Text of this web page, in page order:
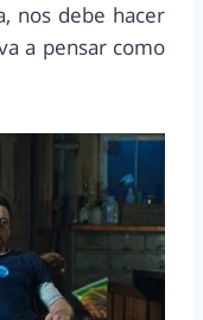
nos debe hacer
a pensar como